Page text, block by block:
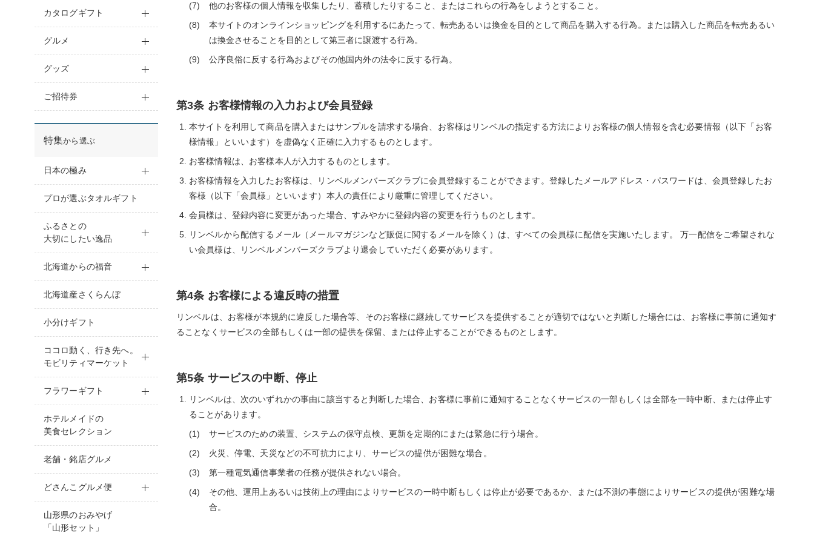
カタログギフト
グルメ
グッズ
ご招待券
特集から選ぶ
日本の極み
プロが選ぶタオルギフト
ふるさとの
大切にしたい逸品
北海道からの福音
北海道産さくらんぼ
小分けギフト
ココロ動く、行き先へ。
モビリティマーケット
フラワーギフト
ホテルメイドの
美食セレクション
老舗・銘店グルメ
どさんこグルメ便
山形県のおみやげ
「山形セット」
他のお客様の個人情報を収集したり、蓄積したりすること、またはこれらの行為をしようとすること。
本サイトのオンラインショッピングを利用するにあたって、転売あるいは換金を目的として商品を購入する行為。または購入した商品を転売あるい
は換金させることを目的として第三者に譲渡する行為。
公序良俗に反する行為およびその他国内外の法令に反する行為。
第3条 お客様情報の入力および会員登録
本サイトを利用して商品を購入またはサンプルを請求する場合、お客様はリンベルの指定する方法によりお客様の個人情報を含む必要情報（以下「お客
様情報」といいます）を虚偽なく正確に入力するものとします。
お客様情報は、お客様本人が入力するものとします。
お客様情報を入力したお客様は、リンベルメンバーズクラブに会員登録することができます。登録したメールアドレス・パスワードは、会員登録したお
客様（以下「会員様」といいます）本人の責任により厳重に管理してください。
会員様は、登録内容に変更があった場合、すみやかに登録内容の変更を行うものとします。
リンベルから配信するメール（メールマガジンなど販促に関するメールを除く）は、すべての会員様に配信を実施いたします。 万一配信をご希望されな
い会員様は、リンベルメンバーズクラブより退会していただく必要があります。
第4条 お客様による違反時の措置
リンベルは、お客様が本規約に違反した場合等、そのお客様に継続してサービスを提供することが適切ではないと判断した場合には、お客様に事前に通知す
ることなくサービスの全部もしくは一部の提供を保留、または停止することができるものとします。
第5条 サービスの中断、停止
リンベルは、次のいずれかの事由に該当すると判断した場合、お客様に事前に通知することなくサービスの一部もしくは全部を一時中断、または停止す
ることがあります。
サービスのための装置、システムの保守点検、更新を定期的にまたは緊急に行う場合。
火災、停電、天災などの不可抗力により、サービスの提供が困難な場合。
第一種電気通信事業者の任務が提供されない場合。
その他、運用上あるいは技術上の理由によりサービスの一時中断もしくは停止が必要であるか、または不測の事態によりサービスの提供が困難な場
合。